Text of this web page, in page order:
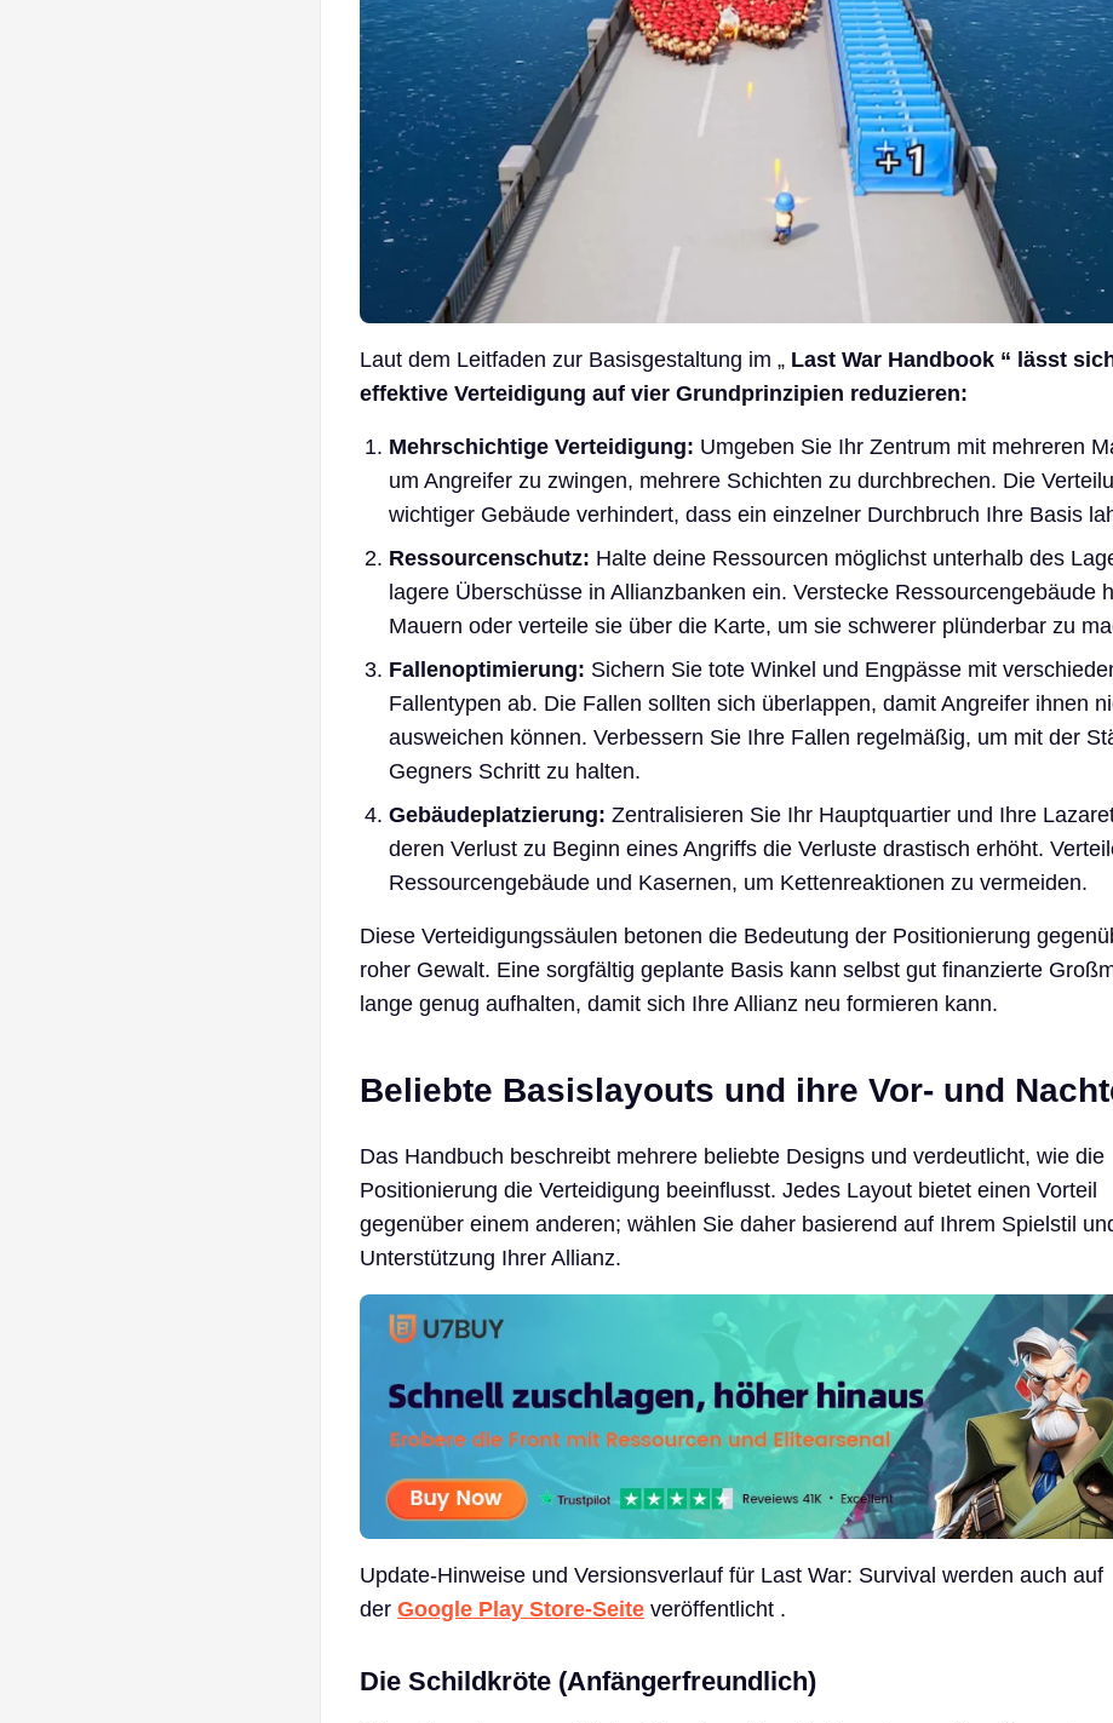
Laut dem Leitfaden zur Basisgestaltung im „ Last War Handbook “ lässt
effektive Verteidigung auf vier Grundprinzipien reduzieren:
Mehrschichtige Verteidigung: Umgeben Sie Ihr Zentrum mit mehreren
um Angreifer zu zwingen, mehrere Schichten zu durchbrechen. Die
wichtiger Gebäude verhindert, dass ein einzelner Durchbruch Ihre Basis
Ressourcenschutz: Halte deine Ressourcen möglichst unterhalb des
lagere Überschüsse in Allianzbanken ein. Verstecke Ressourcengebäude
Mauern oder verteile sie über die Karte, um sie schwerer plünderbar zu
Fallenoptimierung: Sichern Sie tote Winkel und Engpässe mit
Fallentypen ab. Die Fallen sollten sich überlappen, damit Angreifer ihnen
ausweichen können. Verbessern Sie Ihre Fallen regelmäßig, um mit der
Gegners Schritt zu halten.
Gebäudeplatzierung: Zentralisieren Sie Ihr Hauptquartier und Ihre
deren Verlust zu Beginn eines Angriffs die Verluste drastisch erhöht.
Ressourcengebäude und Kasernen, um Kettenreaktionen zu vermeiden.
Diese Verteidigungssäulen betonen die Bedeutung der Positionierung
roher Gewalt. Eine sorgfältig geplante Basis kann selbst gut finanzierte
lange genug aufhalten, damit sich Ihre Allianz neu formieren kann.
Beliebte Basislayouts und ihre Vor- und
Das Handbuch beschreibt mehrere beliebte Designs und verdeutlicht, wie die
Positionierung die Verteidigung beeinflusst. Jedes Layout bietet einen Vorteil
gegenüber einem anderen; wählen Sie daher basierend auf Ihrem Spielstil
Unterstützung Ihrer Allianz.
Update-Hinweise und Versionsverlauf für Last War: Survival werden auch auf
der Google Play Store-Seite veröffentlicht .
Die Schildkröte (Anfängerfreundlich)